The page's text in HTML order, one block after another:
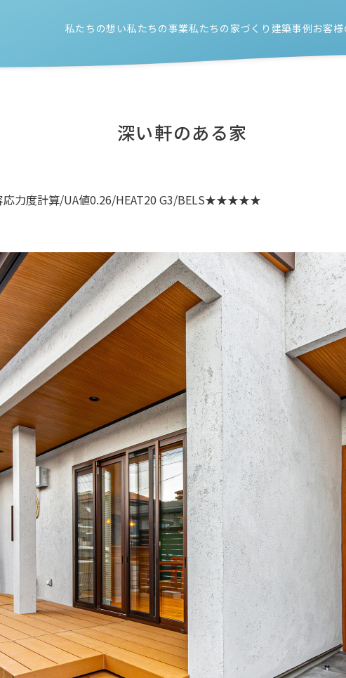
私たちの想い私たちの事業私たちの家づくり 建築事例お客
深い軒のある家
応力度計算/UA値0.26/HEAT20 G3/BELS★★★★★